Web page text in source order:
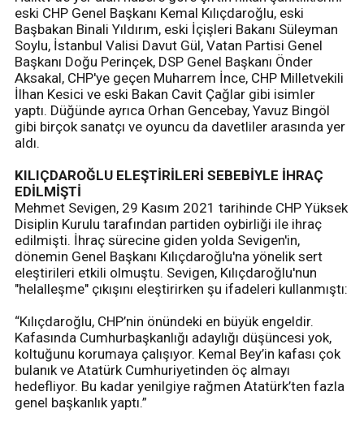
eski CHP Genel Başkanı Kemal Kılıçdaroğlu, eski
Başbakan Binali Yıldırım, eski İçişleri Bakanı Süleyman
Soylu, İstanbul Valisi Davut Gül, Vatan Partisi Genel
Başkanı Doğu Perinçek, DSP Genel Başkanı Önder
Aksakal, CHP'ye geçen Muharrem İnce, CHP Milletvekili
İlhan Kesici ve eski Bakan Cavit Çağlar gibi isimler
yaptı. Düğünde ayrıca Orhan Gencebay, Yavuz Bingöl
gibi birçok sanatçı ve oyuncu da davetliler arasında yer
aldı.
KILIÇDAROĞLU ELEŞTİRİLERİ SEBEBİYLE İHRAÇ
EDİLMİŞTİ
Mehmet Sevigen, 29 Kasım 2021 tarihinde CHP Yüksek
Disiplin Kurulu tarafından partiden oybirliği ile ihraç
edilmişti. İhraç sürecine giden yolda Sevigen'in,
dönemin Genel Başkanı Kılıçdaroğlu'na yönelik sert
eleştirileri etkili olmuştu. Sevigen, Kılıçdaroğlu'nun
"helalleşme" çıkışını eleştirirken şu ifadeleri kullanmıştı:
“Kılıçdaroğlu, CHP’nin önündeki en büyük engeldir.
Kafasında Cumhurbaşkanlığı adaylığı düşüncesi yok,
koltuğunu korumaya çalışıyor. Kemal Bey’in kafası çok
bulanık ve Atatürk Cumhuriyetinden öç almayı
hedefliyor. Bu kadar yenilgiye rağmen Atatürk’ten fazla
genel başkanlık yaptı.”